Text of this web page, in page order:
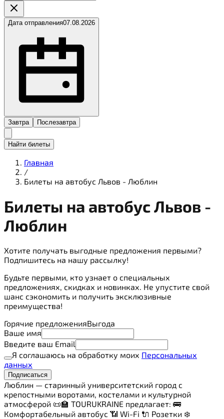
Дата отправления07.08.2026
Завтра Послезавтра
Найти билеты
Главная
/
Билеты на автобус Львов - Люблин
Билеты на автобусЛьвов -
Люблин
Хотите получать выгодные предложения первыми?
Подпишитесь на нашу рассылку!
Будьте первыми, кто узнает о специальных
предложениях, скидках и новинках. Не упустите свой
шанс сэкономить и получить эксклюзивные
преимущества!
Горячие предложенияВыгода
Ваше имя
Введите ваш Email
Я соглашаюсь на обработку моих Персональных
данных
Подписаться
Люблин — старинный университетский город с
крепостными воротами, костелами и культурной
атмосферой 📜🏫 TOURUKRAINE предлагает: 🚌
Комфортабельный автобус 📶 Wi-Fi 🔌 Розетки ❄️